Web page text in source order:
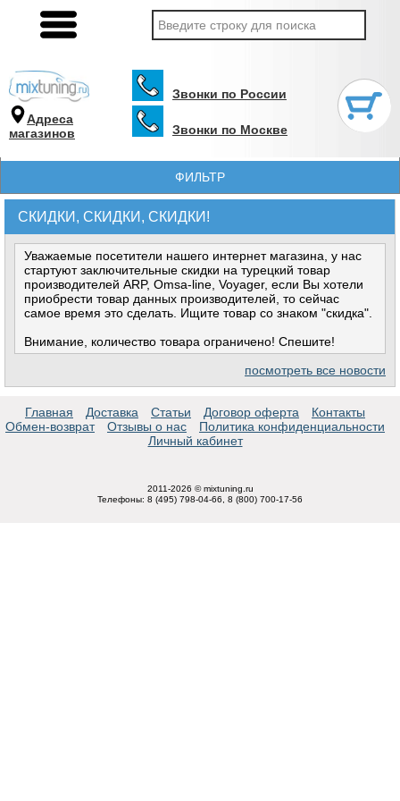
Адреса
магазинов
Звонки по России
Звонки по Москве
ФИЛЬТР
СКИДКИ, СКИДКИ, СКИДКИ!
Уважаемые посетители нашего интернет магазина, у нас
стартуют заключительные скидки на турецкий товар
производителей ARP, Omsa-line, Voyager, если Вы хотели
приобрести товар данных производителей, то сейчас
самое время это сделать. Ищите товар со знаком "скидка".
Внимание, количество товара ограничено! Спешите!
посмотреть все новости
Главная Доставка Статьи Договор оферта
Контакты
Обмен-возврат
Отзывы о нас
Политика конфиденциальности
Личный кабинет
2011-2026 © mixtuning.ru
Телефоны: 8 (495) 798-04-66, 8 (800) 700-17-56